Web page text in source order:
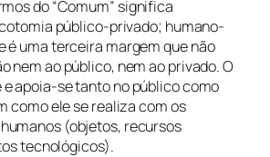
do “Comum” significa
público-privado; humano-
é uma terceira margem que não
nem ao público, nem ao privado. O
apoia-se tanto no público como
como ele se realiza com os
(objetos, recursos
tecnológicos).